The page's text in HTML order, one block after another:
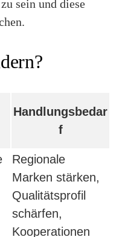
sein und diese
Handlungsbedar
f
Regionale
Marken stärken,
Qualitätsprofil
schärfen,
Kooperationen